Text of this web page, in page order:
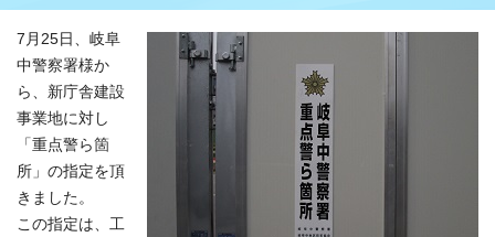
7月25日、岐阜
中警察署様か
ら、新庁舎建設
事業地に対し
「重点警ら箇
所」の指定を頂
きました。
この指定は、工